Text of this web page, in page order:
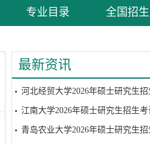
专业目录 全国招生
最新资讯